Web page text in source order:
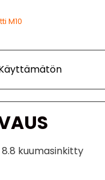
M10
kuumasinkitty